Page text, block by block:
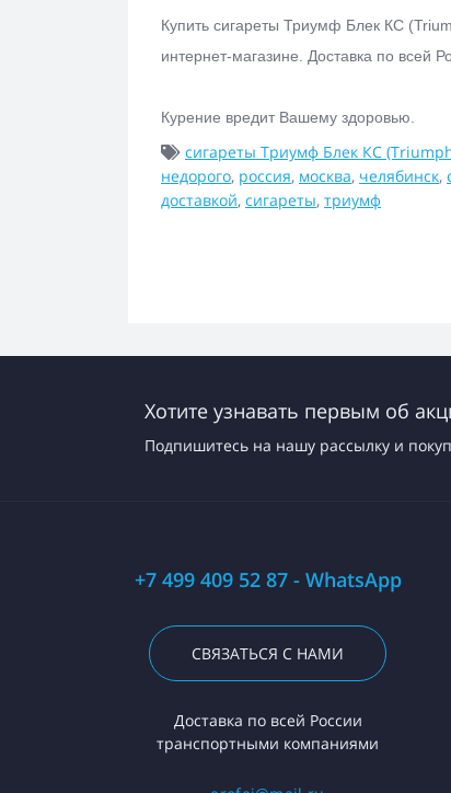
Купить сигареты Триумф Блек КС
интернет-магазине. Доставка по всей
Курение вредит Вашему здоровью.
сигареты Триумф Блек КС
недорого, россия, москва, челябинск,
доставкой, сигареты, триумф
Хотите узнавать первым об
Подпишитесь на нашу рассылку и
+7 499 409 52 87 - WhatsApp
СВЯЗАТЬСЯ С НАМИ
Доставка по всей России
транспортными компаниями